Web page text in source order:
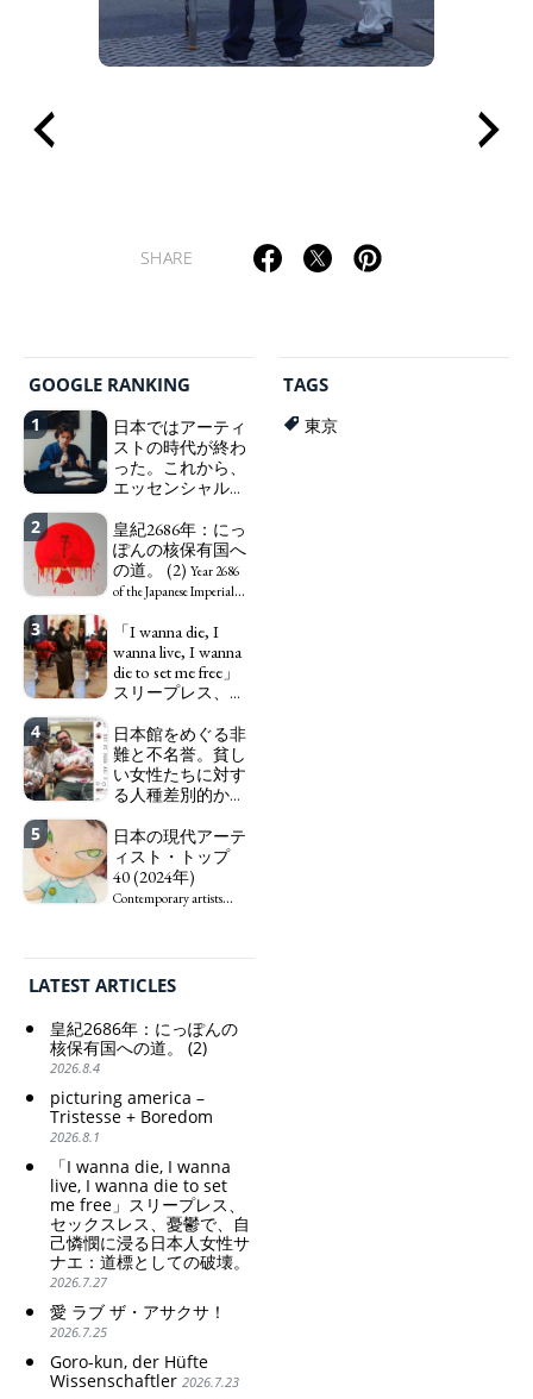
SHARE
GOOGLE RANKING
1
日本ではアーティ
ストの時代が終わ
った。これから、
エッセンシャルワ
ワーカー、ソーシ
ャルワーカーと同
じ、アートワーカ
ーになる。We have
word "artist" into the
word "Art Worker"
(similar to "Essential
Worker", "Sex Worker" or
2
皇紀2686年：にっ
ぽんの核保有国へ
の道。 (2) Year 2686
of the Japanese Imperial
Becoming a Nuclear
Power. (2)
3
「I wanna die, I
wanna live, I wanna
die to set me free」
スリープレス、セ
で、自己憐憫に浸
る日本人女性サナ
エ：道標としての
破壊。"I wanna die, I
set me free" - Sanae, a
Japanese woman who is
sleepless, sexless, depressive
and wallowing in self-
4
日本館をめぐる非
難と不名誉。貧し
い女性たちに対す
る人種差別的かつ
取。保守的な日本
の家父長制の強
化。戸籍制度の強
化。差別的な血統
Pavilion. Racist and
poor women.
Strengthening of
conservative Japanese
of the family registration
system. Reinforcement of
ideology.
5
日本の現代アーテ
ィスト・トップ
40 (2024年)
Contemporary artists
TAGS
東京
LATEST ARTICLES
皇紀2686年：にっぽんの
核保有国への道。 (2)
2026.8.4
picturing america –
Tristesse + Boredom
2026.8.1
「I wanna die, I wanna
live, I wanna die to set
me free」スリープレス、
セックスレス、憂鬱で、自
己憐憫に浸る日本人女性サ
ナエ：道標としての破壊。
2026.7.27
愛 ラブ ザ・アサクサ！
2026.7.25
Goro-kun, der Hüfte
Wissenschaftler 2026.7.23